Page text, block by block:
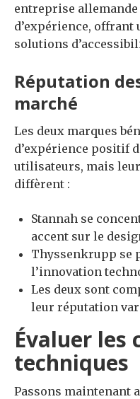
entreprise allemande
d’expérience, offrant
solutions
Réputation
marché
Les deux marques
d’expérience positif
utilisateurs, mais
diffèrent :
Stannah se
accent sur le
Thyssenkrupp se
l’innovation
Les deux sont
leur réputation
Évaluer les
techniques
Passons maintenant